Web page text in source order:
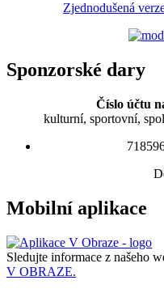
Zjednodušená
Sponzorské dary
Číslo účtu
kulturní, sportovní,
Mobilní aplikace
Sledujte informace z našeho
V OBRAZE.